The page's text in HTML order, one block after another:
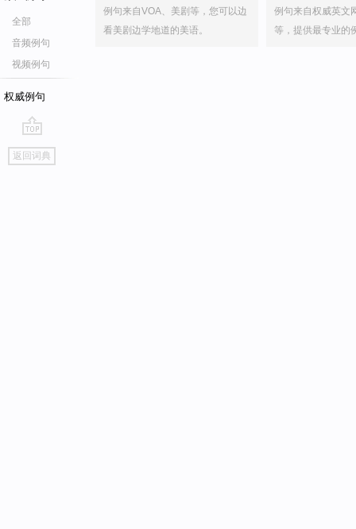
全部
音频例句
视频例句
权威例句
go
top
返回词典
例句来自VOA、美剧等，您可以边
看美剧边学地道的美语。
例句来自权威英文
等，提供最专业的